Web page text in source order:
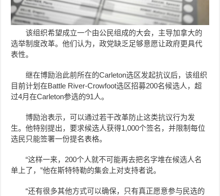
该组织希望成立一个由公民组成的大会，主导加拿大的
选举制度改革。他们认为，政党缺乏足够意愿让政府更具代
表性。
继在博励治此前所在的Carleton选区发起抗议后，该组织
目前计划在Battle River-Crowfoot选区招募200名候选人，超
过4月在Carleton参选的91人。
博励治表示，可以通过若干改革防止这类抗议行为发
生。他特别提出，要求候选人获得1,000个签名，并限制每位
选民只能签署一份提名表格。
“这样一来，200个人就不可能再去把名字堆在候选人名
单上了，”他在斯特特勒的集会上对支持者说。
“还有很多其他方式可以确保，只有真正愿意参与民选的